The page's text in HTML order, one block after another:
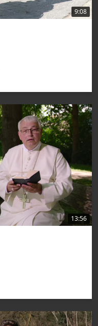
9:08
13:56